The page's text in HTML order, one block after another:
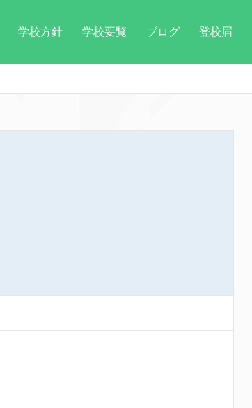
学校方針 学校要覧 ブログ 登校届